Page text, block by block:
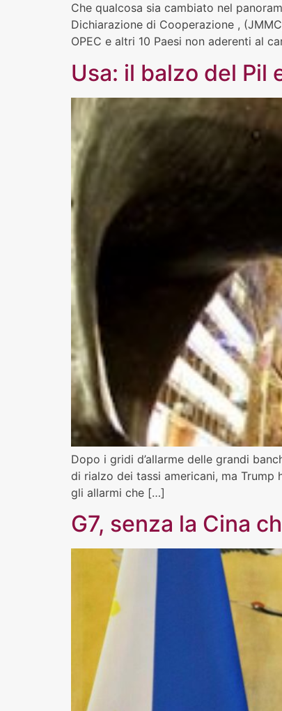
Che qualcosa sia cambiato nel
Dichiarazione di Cooperazione ,
OPEC e altri 10 Paesi non aderenti al
Usa: il balzo del Pil
Dopo i gridi d’allarme delle grandi
di rialzo dei tassi americani, ma
gli allarmi che […]
G7, senza la Cina